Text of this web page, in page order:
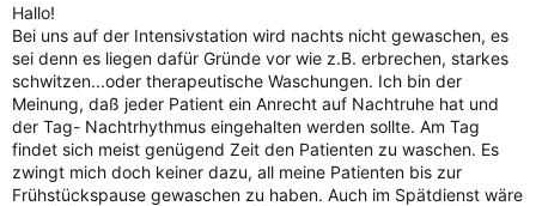
Hallo!
Bei uns auf der Intensivstation wird nachts nicht gewaschen, es
sei denn es liegen dafür Gründe vor wie z.B. erbrechen, starkes
schwitzen...oder therapeutische Waschungen. Ich bin der
Meinung, daß jeder Patient ein Anrecht auf Nachtruhe hat und
der Tag- Nachtrhythmus eingehalten werden sollte. Am Tag
findet sich meist genügend Zeit den Patienten zu waschen. Es
zwingt mich doch keiner dazu, all meine Patienten bis zur
Frühstückspause gewaschen zu haben. Auch im Spätdienst wäre